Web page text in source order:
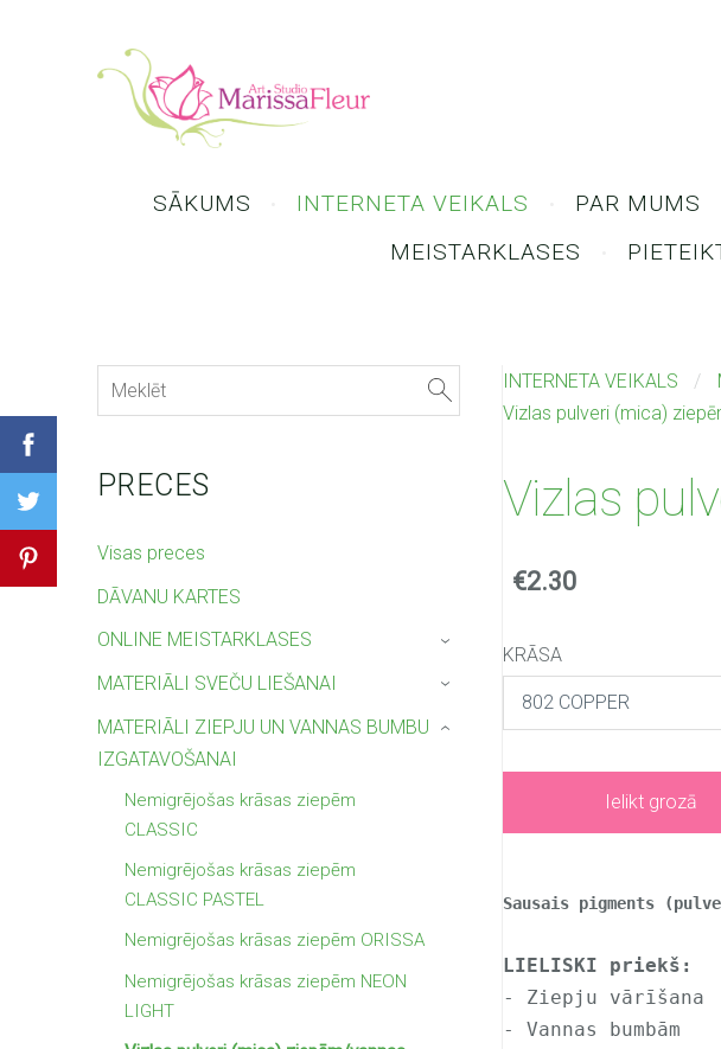
SĀKUMS INTERNETA VEIKALS PAR MUMS
MEISTARKLASES
PRECES
Visas preces
DĀVANU KARTES
ONLINE MEISTARKLASES
›
MATERIĀLI SVEČU LIEŠANAI ›
MATERIĀLI ZIEPJU UN VANNAS BUMBU
IZGATAVOŠANAI
Nemigrējošas krāsas ziepēm
CLASSIC
Nemigrējošas krāsas ziepēm
CLASSIC PASTEL
Nemigrējošas krāsas ziepēm ORISSA
Nemigrējošas krāsas ziepēm NEON
LIGHT
›
INTERNETA VEIKALS
Vizlas pulveri (mica)
Vizlas
€2.30
KRĀSA
Ielikt grozā
Sausais pigments
LIELISKI priekš:
- Ziepju vārīšana
- Vannas bumbām